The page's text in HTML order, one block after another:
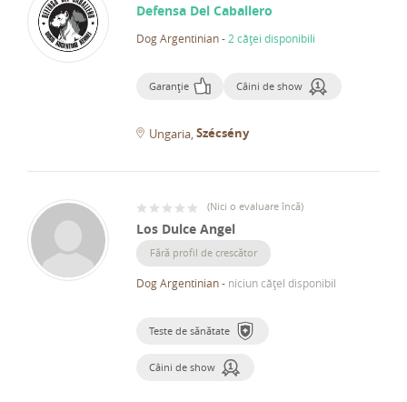
Defensa Del Caballero
Dog Argentinian- 2 căței disponibili
Garanție Câini de show
Ungaria Szécsény
(Nici o evaluare încă)
Los Dulce Angel
Fără profil de crescător
Dog Argentinian- niciun cățel disponibil
Teste de sănătate
Câini de show